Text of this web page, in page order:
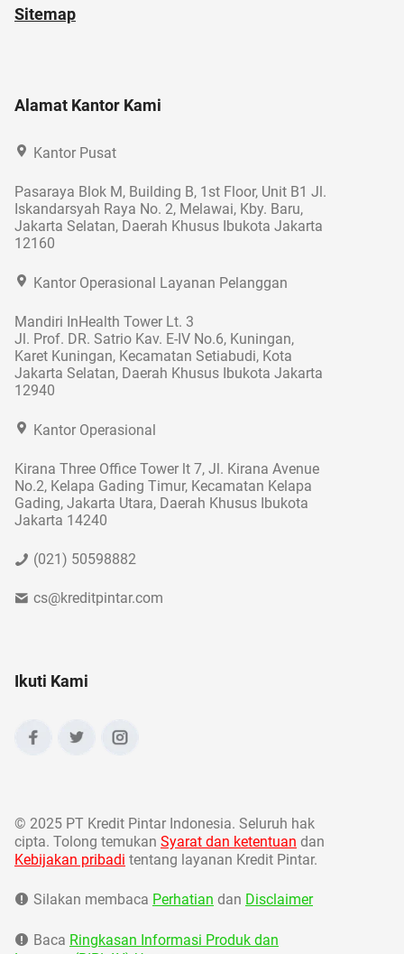
Sitemap
Alamat Kantor Kami
Kantor Pusat
Pasaraya Blok M, Building B, 1st Floor, Unit B1 Jl.
Iskandarsyah Raya No. 2, Melawai, Kby. Baru,
Jakarta Selatan, Daerah Khusus Ibukota Jakarta
12160
Kantor Operasional Layanan Pelanggan
Mandiri InHealth Tower Lt. 3
Jl. Prof. DR. Satrio Kav. E-IV No.6, Kuningan,
Karet Kuningan, Kecamatan Setiabudi, Kota
Jakarta Selatan, Daerah Khusus Ibukota Jakarta
12940
Kantor Operasional
Kirana Three Office Tower lt 7, Jl. Kirana Avenue
No.2, Kelapa Gading Timur, Kecamatan Kelapa
Gading, Jakarta Utara, Daerah Khusus Ibukota
Jakarta 14240
(021) 50598882
cs@kreditpintar.com
Ikuti Kami
© 2025 PT Kredit Pintar Indonesia. Seluruh hak
cipta. Tolong temukan Syarat dan ketentuan dan
Kebijakan pribadi tentang layanan Kredit Pintar.
Silakan membaca Perhatian dan Disclaimer
Baca Ringkasan Informasi Produk dan